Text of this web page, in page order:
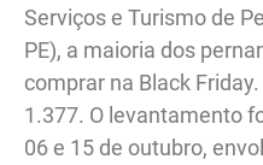
Serviços e Turismo de
PE), a maioria dos
comprar na Black
1.377. O levantamento
06 e 15 de outubro,